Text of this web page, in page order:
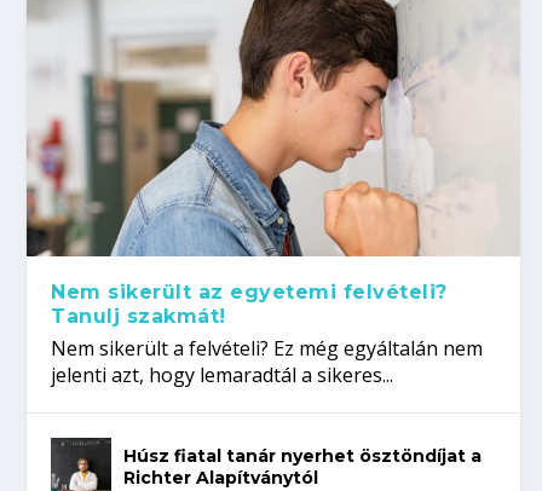
Nem sikerült az egyetemi felvételi?
Tanulj szakmát!
Nem sikerült a felvételi? Ez még egyáltalán nem
jelenti azt, hogy lemaradtál a sikeres...
Húsz fiatal tanár nyerhet ösztöndíjat a
Richter Alapítványtól